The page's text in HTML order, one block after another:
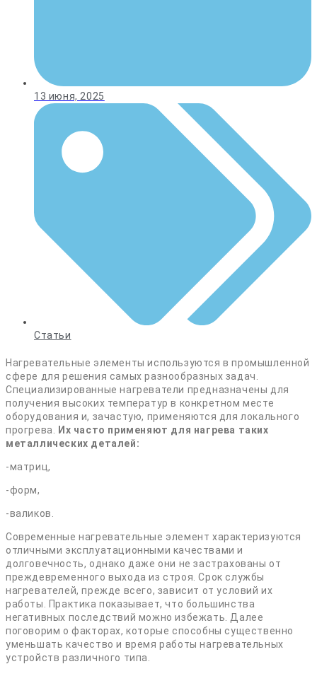
13 июня, 2025
Статьи
Нагревательные элементы используются в промышленной
сфере для решения самых разнообразных задач.
Специализированные нагреватели предназначены для
получения высоких температур в конкретном месте
оборудования и, зачастую, применяются для локального
прогрева.
Их часто применяют для нагрева таких
металлических деталей:
-матриц,
-форм,
-валиков.
Современные нагревательные элемент характеризуются
отличными эксплуатационными качествами и
долговечность, однако даже они не застрахованы от
преждевременного выхода из строя. Срок службы
нагревателей, прежде всего, зависит от условий их
работы. Практика показывает, что большинства
негативных последствий можно избежать. Далее
поговорим о факторах, которые способны существенно
уменьшать качество и время работы нагревательных
устройств различного типа.